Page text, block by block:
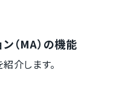
（MA）の機能
介します。